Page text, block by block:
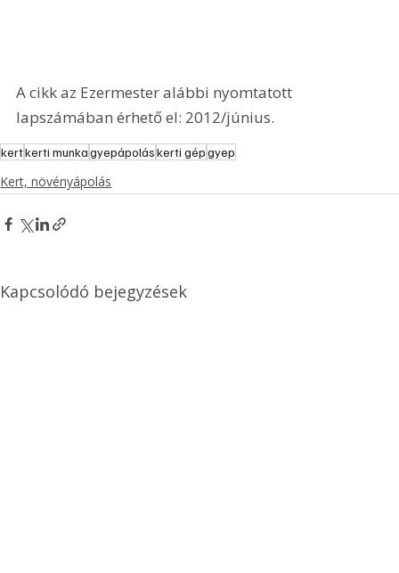
A cikk az Ezermester alábbi nyomtatott
lapszámában érhető el: 2012/június.
kertkerti munkagyepápoláskerti gépgyep
Kert, növényápolás
Kapcsolódó bejegyzések